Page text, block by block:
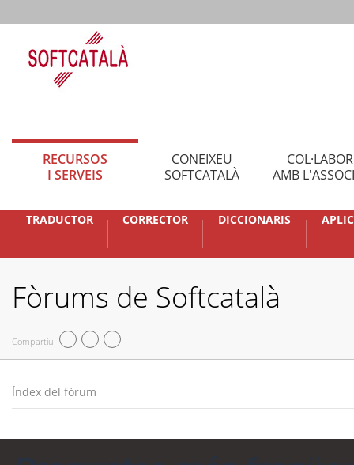
RECURSOS
I SERVEIS
CONEIXEU
SOFTCATALÀ
AMB
TRADUCTOR CORRECTOR DICCIONARIS
Fòrums de Softcatalà
Compartiu
Índex del fòrum